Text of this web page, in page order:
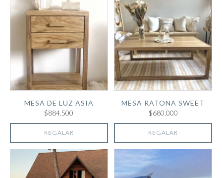
MESA DE LUZ ASIA
$884.500
REGALAR
MESA RATONA SWEET
$680.000
REGALAR